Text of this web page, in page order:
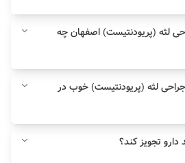
لثه (پریودنتیست) اصفهان چه
لثه (پریودنتیست) خوب در
دارو تجویز کند؟